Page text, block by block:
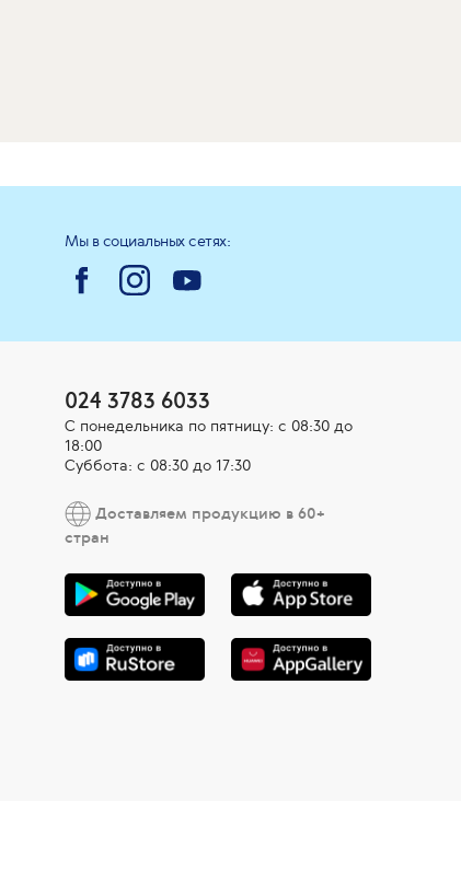
Мы в социальных сетях:
024 3783 6033
С понедельника по пятницу: с 08:30 до
18:00
Суббота: с 08:30 до 17:30
Доставляем продукцию в 60+
стран